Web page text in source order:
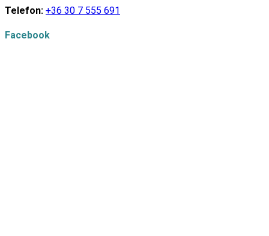
Telefon: +36 30 7 555 691
Facebook